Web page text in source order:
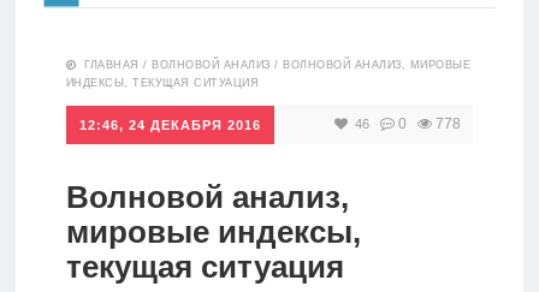
СделаноАналитика
Инвестиции
Дивиденды
10559
ГЛАВНАЯ / ВОЛНОВОЙ АНАЛИЗ / ВОЛНОВОЙ АНАЛИЗ, МИРОВЫЕ
ИНДЕКСЫ, ТЕКУЩАЯ СИТУАЦИЯ
12:46, 24 ДЕКАБРЯ 2016 46 0 778
Волновой анализ,
мировые индексы,
текущая ситуация